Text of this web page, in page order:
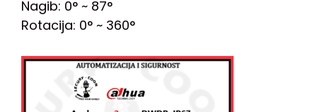
Nagib: 0° ~ 87°
Rotacija: 0° ~ 360°